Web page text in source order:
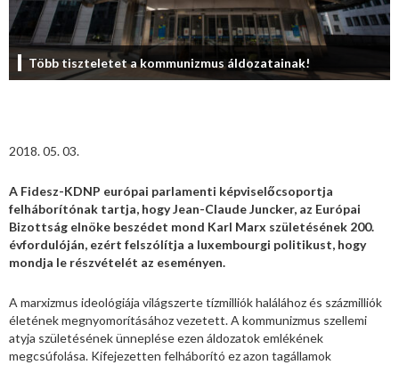
Több tiszteletet a kommunizmus áldozatainak!
2018. 05. 03.
A Fidesz-KDNP európai parlamenti képviselőcsoportja
felháborítónak tartja, hogy Jean-Claude Juncker, az Európai
Bizottság elnöke beszédet mond Karl Marx születésének 200.
évfordulóján, ezért felszólítja a luxembourgi politikust, hogy
mondja le részvételét az eseményen.
A marxizmus ideológiája világszerte tízmilliók halálához és százmilliók
életének megnyomorításához vezetett. A kommunizmus szellemi
atyja születésének ünneplése ezen áldozatok emlékének
megcsúfolása. Kifejezetten felháborító ez azon tagállamok